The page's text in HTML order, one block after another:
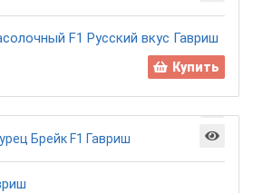
F1 Русский вкус Гавриш
Купить